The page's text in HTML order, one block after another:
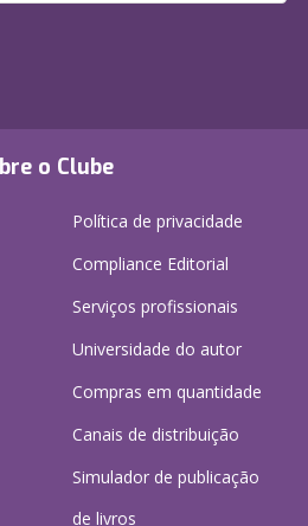
o Clube
Política de privacidade
Compliance Editorial
Serviços profissionais
Universidade do autor
Compras em quantidade
Canais de distribuição
Simulador de publicação
de livros